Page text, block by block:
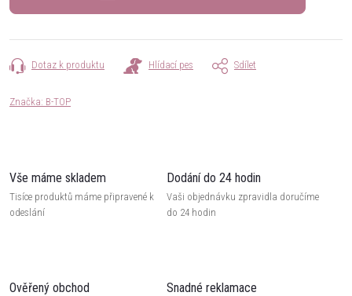
Dotaz k produktu Hlídací pes Sdílet
Značka: B-TOP
Vše máme skladem
Tisíce produktů máme připravené k
odeslání
Dodání do 24 hodin
Vaši objednávku zpravidla doručíme
do 24 hodin
Ověřený obchod Snadné reklamace